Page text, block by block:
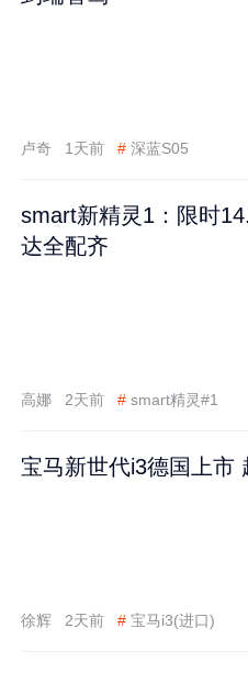
卢奇 1天前 # 深蓝S05
smart新精灵1：限时
达全配齐
高娜 2天前 # smart精灵#1
宝马新世代i3德国上市
徐辉 2天前 # 宝马i3(进口)